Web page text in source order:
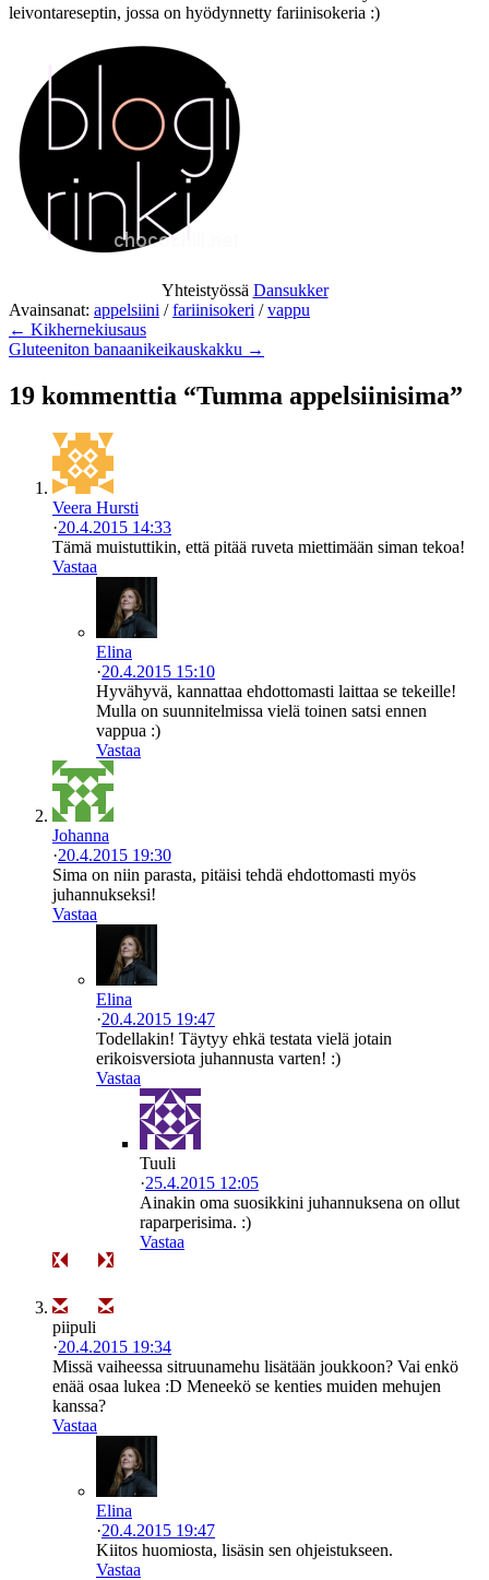
leivontareseptin, jossa on hyödynnetty fariinisokeria :)
Yhteistyössä Dansukker
Avainsanat: appelsiini /fariinisokeri /vappu
← Kikhernekiusaus
Gluteeniton banaanikeikauskakku →
19 kommenttia “Tumma appelsiinisima”
Veera Hursti
·20.4.2015 14:33
Tämä muistuttikin, että pitää ruveta miettimään siman tekoa!
Vastaa
Elina
·20.4.2015 15:10
Hyvähyvä, kannattaa ehdottomasti laittaa se tekeille!
Mulla on suunnitelmissa vielä toinen satsi ennen
vappua :)
Vastaa
Johanna
·20.4.2015 19:30
Sima on niin parasta, pitäisi tehdä ehdottomasti myös
juhannukseksi!
Vastaa
Elina
·20.4.2015 19:47
Todellakin! Täytyy ehkä testata vielä jotain
erikoisversiota juhannusta varten! :)
Vastaa
Tuuli
·25.4.2015 12:05
Ainakin oma suosikkini juhannuksena on ollut
raparperisima. :)
Vastaa
piipuli
·20.4.2015 19:34
Missä vaiheessa sitruunamehu lisätään joukkoon? Vai enkö
enää osaa lukea :D Meneekö se kenties muiden mehujen
kanssa?
Vastaa
Elina
·20.4.2015 19:47
Kiitos huomiosta, lisäsin sen ohjeistukseen.
Vastaa